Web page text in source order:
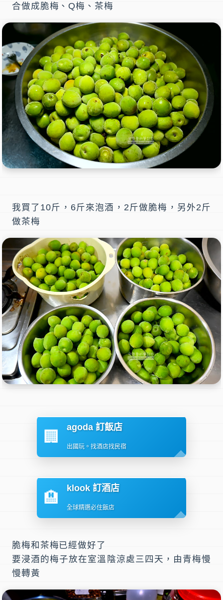
合做成脆梅、Q梅、茶梅
我買了10斤，6斤來泡酒，2斤做脆梅，另外2斤
做茶梅
🏢
agoda 訂飯店
出國玩。找酒店找民宿
🏨
klook 訂酒店
全球精選必住飯店
脆梅和茶梅已經做好了
要浸酒的梅子放在室溫陰涼處三四天，由青梅慢
慢轉黃